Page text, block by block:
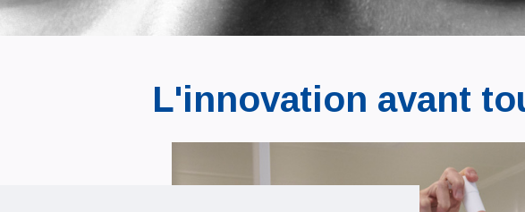
L'innovation avant